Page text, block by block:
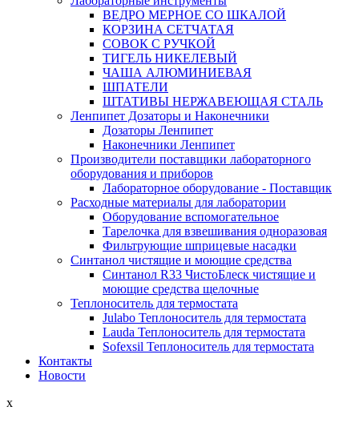
ВЕДРО МЕРНОЕ СО ШКАЛОЙ
КОРЗИНА СЕТЧАТАЯ
СОВОК С РУЧКОЙ
ТИГЕЛЬ НИКЕЛЕВЫЙ
ЧАША АЛЮМИНИЕВАЯ
ШПАТЕЛИ
ШТАТИВЫ НЕРЖАВЕЮЩАЯ СТАЛЬ
Ленпипет Дозаторы и Наконечники
Дозаторы Ленпипет
Наконечники Ленпипет
Производители поставщики лабораторного
оборудования и приборов
Лабораторное оборудование - Поставщик
Расходные материалы для лаборатории
Оборудование вспомогательное
Тарелочка для взвешивания одноразовая
Фильтрующие шприцевые насадки
Синтанол чистящие и моющие средства
Синтанол R33 ЧистоБлеск чистящие и
моющие средства щелочные
Теплоноситель для термостата
Julabo Теплоноситель для термостата
Lauda Теплоноситель для термостата
Sofexsil Теплоноситель для термостата
Контакты
Новости
x